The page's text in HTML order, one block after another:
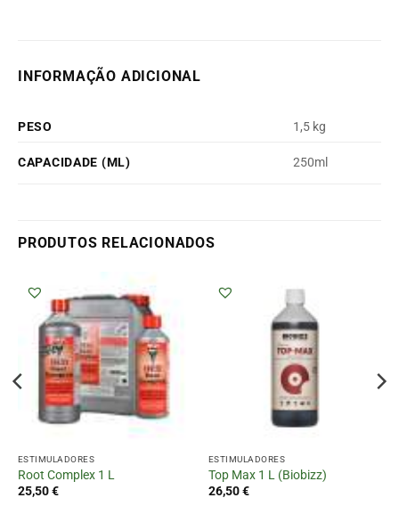
INFORMAÇÃO ADICIONAL
PESO 1,5 kg
CAPACIDADE (ML) 250ml
PRODUTOS RELACIONADOS
ESTIMULADORES
Root Complex 1 L
25,50€
ESTIMULADORES
Top Max 1 L (Biobizz)
26,50€